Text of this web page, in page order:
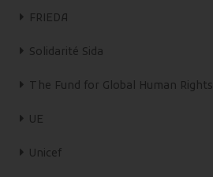
FRIEDA
Solidarité Sida
The Fund for Global Human Rights
UE
Unicef